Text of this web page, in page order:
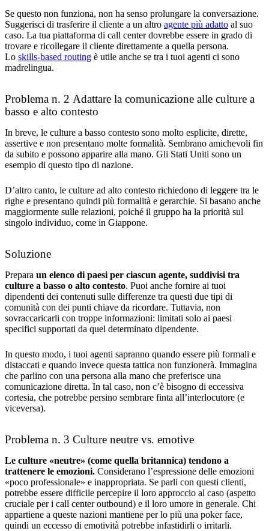
Se questo non funziona, non ha senso prolungare la conversazione.
Suggerisci di trasferire il cliente a un altro agente più adatto al suo
caso. La tua piattaforma di call center dovrebbe essere in grado di
trovare e ricollegare il cliente direttamente a quella persona.
Lo skills-based routing è utile anche se tra i tuoi agenti ci sono
madrelingua.
Problema n. 2 Adattare la comunicazione alle culture a
basso e alto contesto
In breve, le culture a basso contesto sono molto esplicite, dirette,
assertive e non presentano molte formalità. Sembrano amichevoli fin
da subito e possono apparire alla mano. Gli Stati Uniti sono un
esempio di questo tipo di nazione.
D’altro canto, le culture ad alto contesto richiedono di leggere tra le
righe e presentano quindi più formalità e gerarchie. Si basano anche
maggiormente sulle relazioni, poiché il gruppo ha la priorità sul
singolo individuo, come in Giappone.
Soluzione
Prepara un elenco di paesi per ciascun agente, suddivisi tra
culture a basso o alto contesto. Puoi anche fornire ai tuoi
dipendenti dei contenuti sulle differenze tra questi due tipi di
comunità con dei punti chiave da ricordare. Tuttavia, non
sovraccaricarli con troppe informazioni: limitati solo ai paesi
specifici supportati da quel determinato dipendente.
In questo modo, i tuoi agenti sapranno quando essere più formali e
distaccati e quando invece questa tattica non funzionerà. Immagina
che parlino con una persona alla mano che preferisce una
comunicazione diretta. In tal caso, non c’è bisogno di eccessiva
cortesia, che potrebbe persino sembrare finta all’interlocutore (e
viceversa).
Problema n. 3 Culture neutre vs. emotive
Le culture «neutre» (come quella britannica) tendono a
trattenere le emozioni. Considerano l’espressione delle emozioni
«poco professionale» e inappropriata. Se parli con questi clienti,
potrebbe essere difficile percepire il loro approccio al caso (aspetto
cruciale per i call center outbound) e il loro umore in generale. Chi
appartiene a queste nazioni mantiene per lo più una poker face,
quindi un eccesso di emotività potrebbe infastidirli o irritarli.